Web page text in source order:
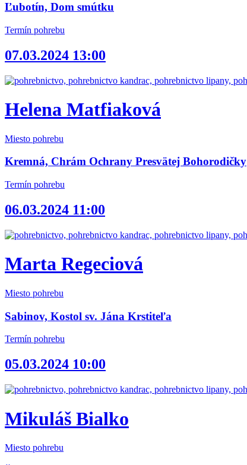
Ľubotín, Dom smútku
Termín pohrebu
07.03.2024 13:00
Helena Matfiaková
Miesto pohrebu
Kremná, Chrám Ochrany Presvätej Bohorodičky
Termín pohrebu
06.03.2024 11:00
Marta Regeciová
Miesto pohrebu
Sabinov, Kostol sv. Jána Krstiteľa
Termín pohrebu
05.03.2024 10:00
Mikuláš Bialko
Miesto pohrebu